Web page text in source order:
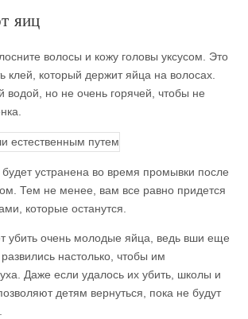
яиц
волосы и кожу головы уксусом. Это
клей, который держит яйца на волосах.
водой, но не очень горячей, чтобы не
устранена во время промывки после
Тем не менее, вам все равно придется
которые останутся.
убить очень молодые яйца, ведь вши еще
настолько, чтобы им
Даже если удалось их убить, школы и
детям вернуться, пока не будут